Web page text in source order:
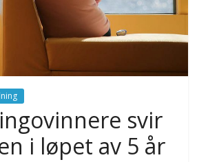
svir
i løpet av 5 år